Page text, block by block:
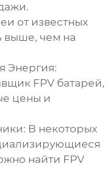
от известных
выше, чем на
Энергия:
FPV батарей,
цены и
В некоторых
найти FPV